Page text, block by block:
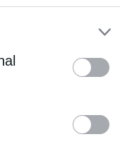
disclose it to
Ρωσία,